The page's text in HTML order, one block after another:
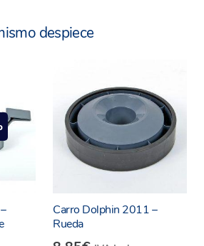
despiece
Carro Dolphin 2011 –
Rueda